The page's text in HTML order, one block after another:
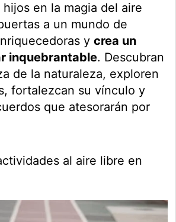
en la magia del aire
a un mundo de
ycrea un
inquebrantable. Descubran
de la naturaleza, exploren
fortalezcan su vínculo y
que atesorarán por
al aire libre en